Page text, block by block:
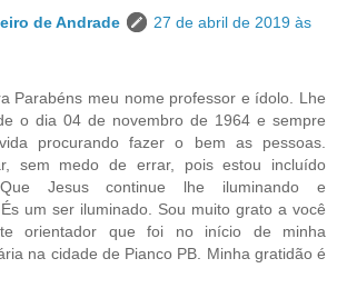
de Andrade
27 de abril de 2019 às
Parabéns meu nome professor e ídolo. Lhe
o dia 04 de novembro de 1964 e sempre
procurando fazer o bem as pessoas.
sem medo de errar, pois estou incluído
Jesus continue lhe iluminando e
um ser iluminado. Sou muito grato a você
orientador que foi no início de minha
na cidade de Pianco PB. Minha gratidão é